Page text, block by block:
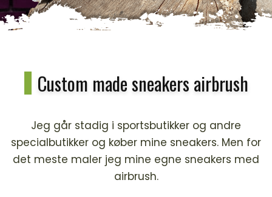
Custom made sneakers airbrush
Jeg går stadig i sportsbutikker og andre
specialbutikker og køber mine sneakers. Men for
det meste maler jeg mine egne sneakers med
airbrush.